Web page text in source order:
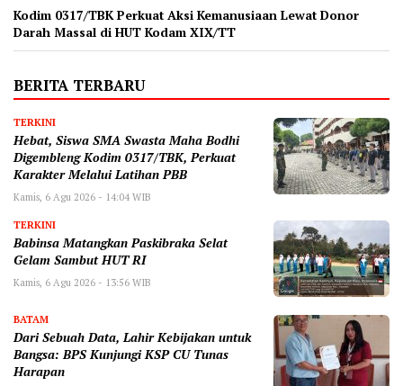
Kodim 0317/TBK Perkuat Aksi Kemanusiaan Lewat Donor
Darah Massal di HUT Kodam XIX/TT
BERITA TERBARU
TERKINI
Hebat, Siswa SMA Swasta Maha Bodhi
Digembleng Kodim 0317/TBK, Perkuat
Karakter Melalui Latihan PBB
Kamis, 6 Agu 2026 - 14:04 WIB
TERKINI
Babinsa Matangkan Paskibraka Selat
Gelam Sambut HUT RI
Kamis, 6 Agu 2026 - 13:56 WIB
BATAM
Dari Sebuah Data, Lahir Kebijakan untuk
Bangsa: BPS Kunjungi KSP CU Tunas
Harapan